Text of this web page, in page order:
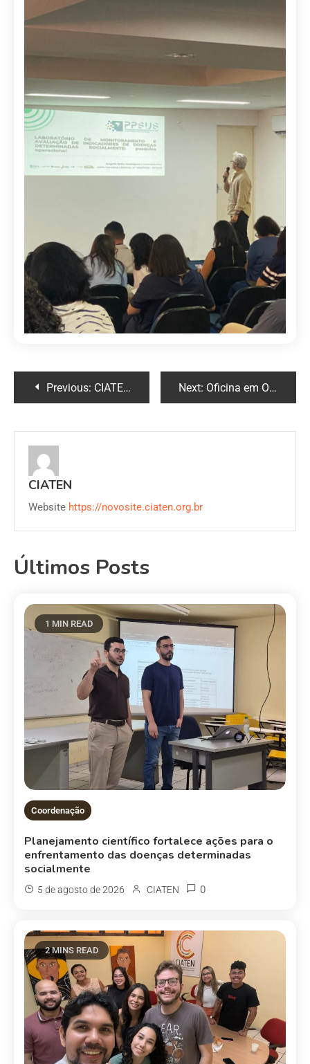
Previous: CIATEN: dengue mata mais em abril e maio no Piauí, diz levantamento Next: Oficina em Oeiras reforça prevenção contra a raiva humana e animal
CIATEN
Website https://novosite.ciaten.org.br
Últimos Posts
1 MIN READ
Coordenação
Planejamento científico fortalece ações para o
enfrentamento das doenças determinadas
socialmente
5 de agosto de 2026 CIATEN 0
2 MINS READ